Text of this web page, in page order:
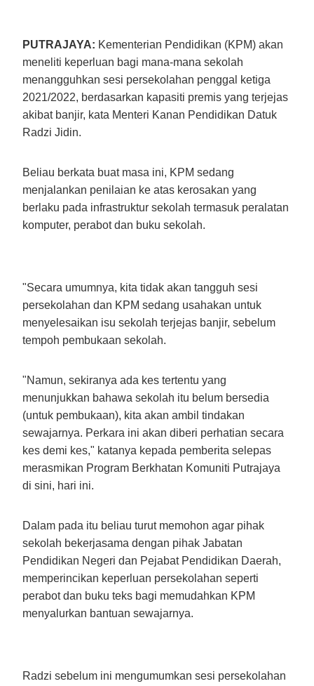
PUTRAJAYA: Kementerian Pendidikan (KPM) akan
meneliti keperluan bagi mana-mana sekolah
menangguhkan sesi persekolahan penggal ketiga
2021/2022, berdasarkan kapasiti premis yang terjejas
akibat banjir, kata Menteri Kanan Pendidikan Datuk
Radzi Jidin.
Beliau berkata buat masa ini, KPM sedang
menjalankan penilaian ke atas kerosakan yang
berlaku pada infrastruktur sekolah termasuk peralatan
komputer, perabot dan buku sekolah.
"Secara umumnya, kita tidak akan tangguh sesi
persekolahan dan KPM sedang usahakan untuk
menyelesaikan isu sekolah terjejas banjir, sebelum
tempoh pembukaan sekolah.
"Namun, sekiranya ada kes tertentu yang
menunjukkan bahawa sekolah itu belum bersedia
(untuk pembukaan), kita akan ambil tindakan
sewajarnya. Perkara ini akan diberi perhatian secara
kes demi kes," katanya kepada pemberita selepas
merasmikan Program Berkhatan Komuniti Putrajaya
di sini, hari ini.
Dalam pada itu beliau turut memohon agar pihak
sekolah bekerjasama dengan pihak Jabatan
Pendidikan Negeri dan Pejabat Pendidikan Daerah,
memperincikan keperluan persekolahan seperti
perabot dan buku teks bagi memudahkan KPM
menyalurkan bantuan sewajarnya.
Radzi sebelum ini mengumumkan sesi persekolahan